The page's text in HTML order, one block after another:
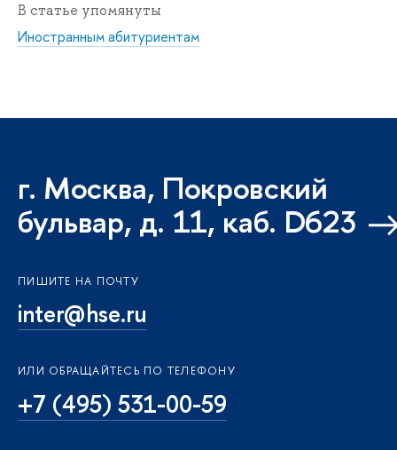
В статье упомянуты
Иностранным абитуриентам
г. Москва, Покровский
бульвар, д. 11, каб. D623
ПИШИТЕ НА ПОЧТУ
inter@hse.ru
ИЛИ ОБРАЩАЙТЕСЬ ПО ТЕЛЕФОНУ
+7 (495) 531-00-59